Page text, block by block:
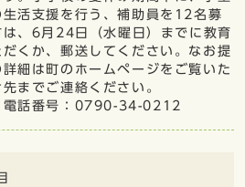
活支援を行う、補助員を12名募
、6月24日（水曜日）までに教育
くか、郵送してください。なお提
細は町のホームページをご覧いた
までご連絡ください。
電話番号：0790-34-0212